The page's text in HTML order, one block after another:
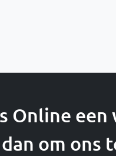
Online een
om ons